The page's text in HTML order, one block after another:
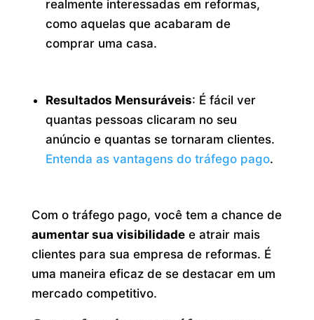
realmente interessadas em reformas,
como aquelas que acabaram de
comprar uma casa.
Resultados Mensuráveis: É fácil ver
quantas pessoas clicaram no seu
anúncio e quantas se tornaram clientes.
Entenda as vantagens do tráfego pago.
Com o tráfego pago, você tem a chance de
aumentar sua visibilidadee atrair mais
clientes para sua empresa de reformas. É
uma maneira eficaz de se destacar em um
mercado competitivo.